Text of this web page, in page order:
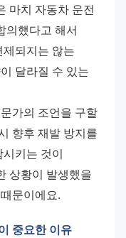
마치 자동차 운전
의했다고 해서
되지는 않는
달라질 수 있는
가의 조언을 구할
향후 재발 방지를
키는 것이
상황이 발생했을
문이에요.
중요한 이유